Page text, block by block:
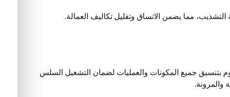
التشذيب، مما يضمن الاتساق وتقليل تكاليف العمالة.
بتنسيق جميع المكونات والعمليات لضمان التشغيل السلس
والمرونة.